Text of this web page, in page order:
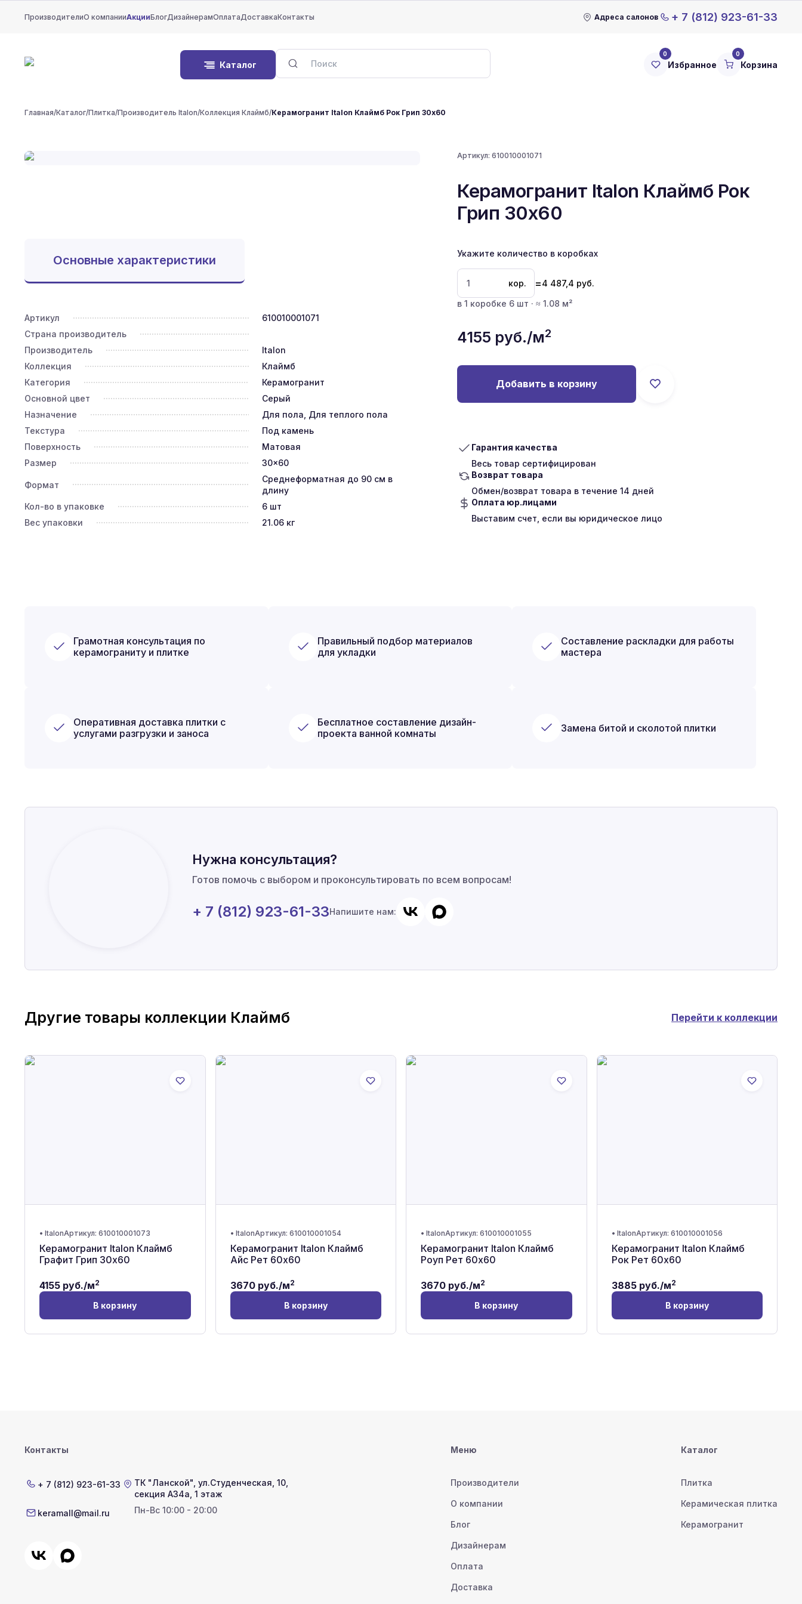
ПроизводителиО компанииАкцииБлогДизайнерамОплатаДоставкаКонтакты Адреса салонов + 7 (812) 923-61-33
Каталог
0
Избранное
0
Корзина
Главная/Каталог/Плитка/Производитель Italon/Коллекция Клаймб/Керамогранит Italon Клаймб Рок Грип 30x60
Артикул:610010001071
Керамогранит Italon Клаймб Рок
Грип 30x60
Укажите количество в коробках
кор. =4 487,4 руб.
в 1 коробке 6 шт · ≈ 1.08 м²
4155 руб./м2
Добавить в корзину
Гарантия качества
Весь товар сертифицирован
Возврат товара
Обмен/возврат товара в течение 14 дней
Оплата юр.лицами
Выставим счет, если вы юридическое лицо
Основные характеристики
Артикул
610010001071
Страна производитель
Производитель
Italon
Коллекция
Клаймб
Категория
Керамогранит
Основной цвет
Серый
Назначение
Для пола, Для теплого пола
Текстура
Под камень
Поверхность
Матовая
Размер
30x60
Формат
Среднеформатная до 90 см в
длину
Кол-во в упаковке
6шт
Вес упаковки
21.06кг
Грамотная консультация по
керамограниту и плитке
Правильный подбор материалов
для укладки
Составление раскладки для работы
мастера
Оперативная доставка плитки с
услугами разгрузки и заноса
Бесплатное составление дизайн-
проекта ванной комнаты
Замена битой и сколотой плитки
Нужна консультация?
Готов помочь с выбором и проконсультировать по всем вопросам!
+ 7 (812) 923-61-33Напишите нам:
Другие товары коллекции Клаймб Перейти к коллекции
• ItalonАртикул: 610010001073
Керамогранит Italon Клаймб
Графит Грип 30x60
4155 руб./м2
В корзину
• ItalonАртикул: 610010001054
Керамогранит Italon Клаймб
Айс Рет 60x60
3670руб./м2
В корзину
• ItalonАртикул: 610010001055
Керамогранит Italon Клаймб
Роуп Рет 60x60
3670 руб./м2
В корзину
• ItalonАртикул: 610010001056
Керамогранит Italon Клаймб
Рок Рет 60x60
3885руб./м2
В корзину
Контакты
+ 7 (812) 923-61-33
keramall@mail.ru
ТК "Ланской" ул.Студенческая, 10,
секция А34а, 1 этаж
Пн-Вс 10:00 - 20:00
Меню
Производители
О компании
Блог
Дизайнерам
Оплата
Доставка
Каталог
Плитка
Керамическая плитка
Керамогранит